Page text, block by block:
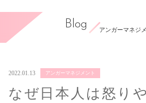
Blog
アンガーマネジ
2022.01.13 アンガーマネジメント
なぜ日本人は怒り